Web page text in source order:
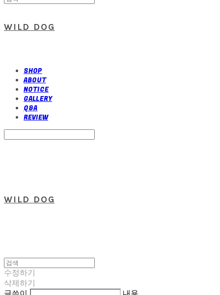
WILD DOG
SHOP
ABOUT
NOTICE
GALLERY
Q&A
REVIEW
WILD DOG
수정하기
삭제하기